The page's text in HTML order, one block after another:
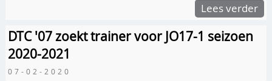
Lees verder
DTC '07 zoekt trainer voor JO17-1 seizoen
2020-2021
07-02-2020